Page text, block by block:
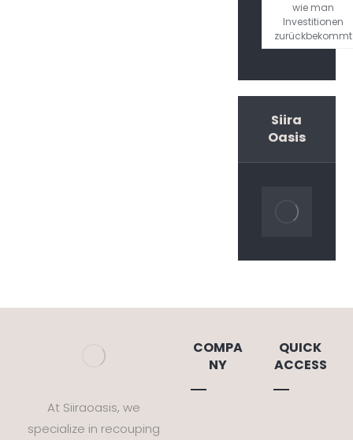
wie man
Investitionen
zurückbekommt
Siira
Oasis
At Siiraoasis, we
specialize in recouping
COMPA
NY
QUICK
ACCESS